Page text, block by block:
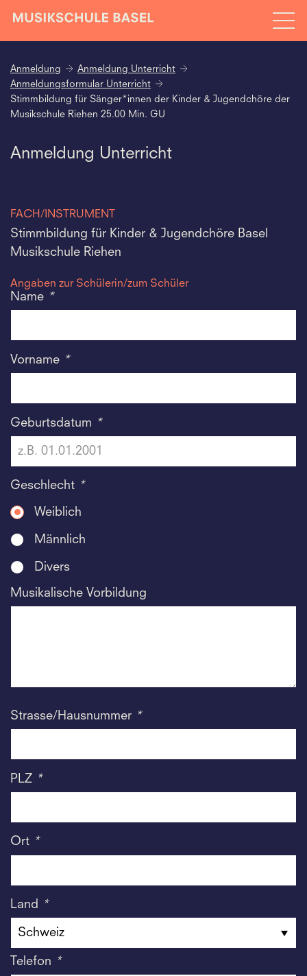
Anmeldung
Anmeldung Unterricht
Anmeldungsformular Unterricht
Stimmbildung für Sänger*innen der Kinder & Jugendchöre der
Musikschule Riehen 25.00 Min. GU
Anmeldung Unterricht
FACH/INSTRUMENT
Stimmbildung für Kinder & Jugendchöre Basel
Musikschule Riehen
Angaben zur Schülerin/zum Schüler
Name *
Vorname *
Geburtsdatum *
Geschlecht *
Weiblich
Männlich
Divers
Musikalische Vorbildung
Strasse/Hausnummer *
PLZ *
Ort *
Land *
Telefon *